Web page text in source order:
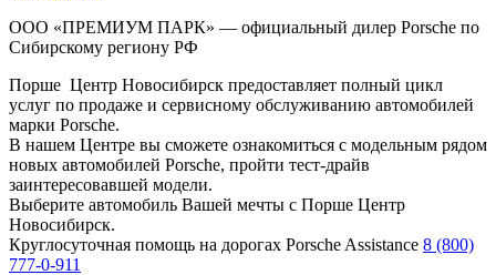
ООО «ПРЕМИУМ ПАРК» — официальный дилер Porsche по
Сибирскому региону РФ
Порше Центр Новосибирск предоставляет полный цикл
услуг по продаже и сервисному обслуживанию автомобилей
марки Porsche.
В нашем Центре вы сможете ознакомиться с модельным рядом
новых автомобилей Porsche, пройти тест-драйв
заинтересовавшей модели.
Выберите автомобиль Вашей мечты с Порше Центр
Новосибирск.
Круглосуточная помощь на дорогах Porsche Assistance 8 (800)
777-0-911